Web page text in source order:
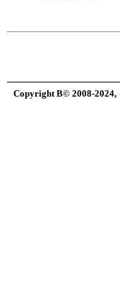
Copyright В© 2008-2024,